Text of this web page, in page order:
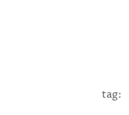
tag: